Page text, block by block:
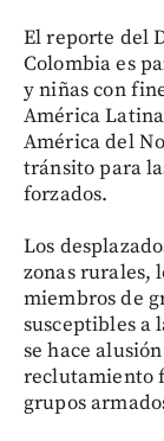
El reporte del
Colombia es
y niñas con
América
América del
tránsito para
forzados.
Los
zonas rurales,
miembros de
susceptibles a
se hace
reclutamiento
grupos